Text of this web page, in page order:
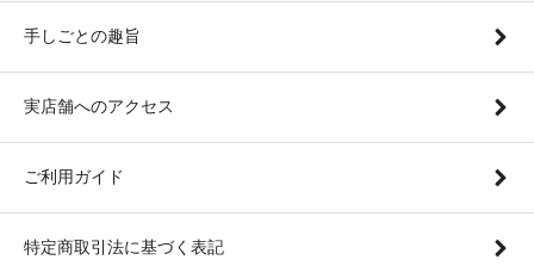
手しごとの趣旨
実店舗へのアクセス
ご利用ガイド
特定商取引法に基づく表記